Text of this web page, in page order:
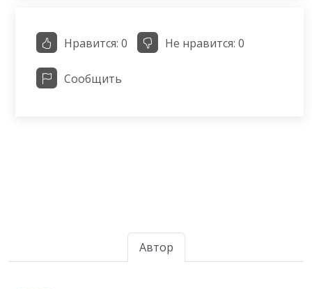
Нравится: 0 Не нравится: 0
Сообщить
Автор